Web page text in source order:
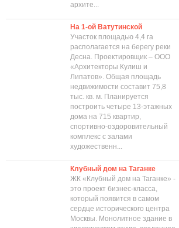
архите...
На 1-ой Ватутинской
Участок площадью 4,4 га
располагается на берегу реки
Десна. Проектировщик – ООО
«Архитекторы Кулиш и
Липатов». Общая площадь
недвижимости составит 75,8
тыс. кв. м. Планируется
построить четыре 13-этажных
дома на 715 квартир,
спортивно-оздоровительный
комплекс с залами
художественн...
Клубный дом на Таганке
ЖК «Клубный дом на Таганке» -
это проект бизнес-класса,
который появится в самом
сердце исторического центра
Москвы. Монолитное здание в